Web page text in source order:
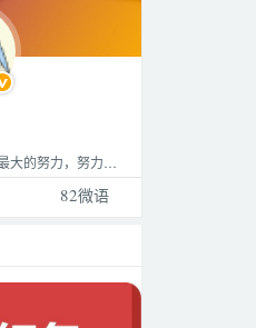
趁你现在还有时间，尽你自己最大的努力，努力做成你最想做的那件事，成为你最想成为的那种人，过着你最想过的那种生活。这个世界永远比你想的要更精彩，不要败给生活。
82微语